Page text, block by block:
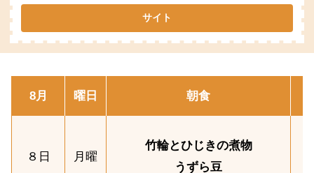
8月 曜日 朝食
８日 月曜
竹輪とひじきの煮物
うずら豆